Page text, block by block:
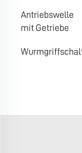
Antriebswelle
mit Getriebe